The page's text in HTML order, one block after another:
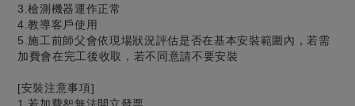
3.檢測機器運作正常
4.教導客戶使用
5.施工前師父會依現場狀況評估是否在基本安裝範圍內，若需
加費會在完工後收取，若不同意請不要安裝
[安裝注意事項]
1.若加費恕無法開立發票